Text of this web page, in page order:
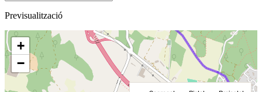
Previsualització